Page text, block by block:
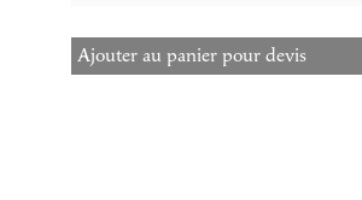
Ajouter au panier pour devis